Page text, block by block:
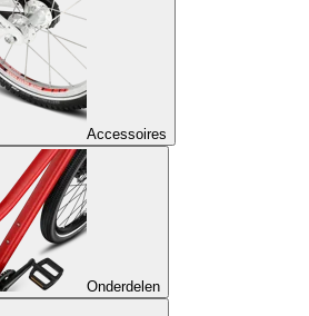
Accessoires
Onderdelen